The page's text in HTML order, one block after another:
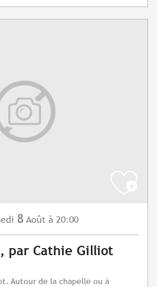
8 Août à 20:00
par Cathie Gilliot
Autour de la chapelle ou à